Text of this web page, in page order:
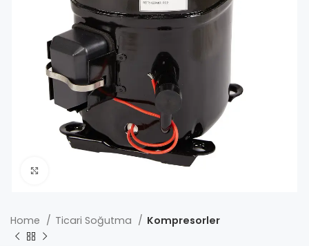
Home Ticari Soğutma Kompresorler